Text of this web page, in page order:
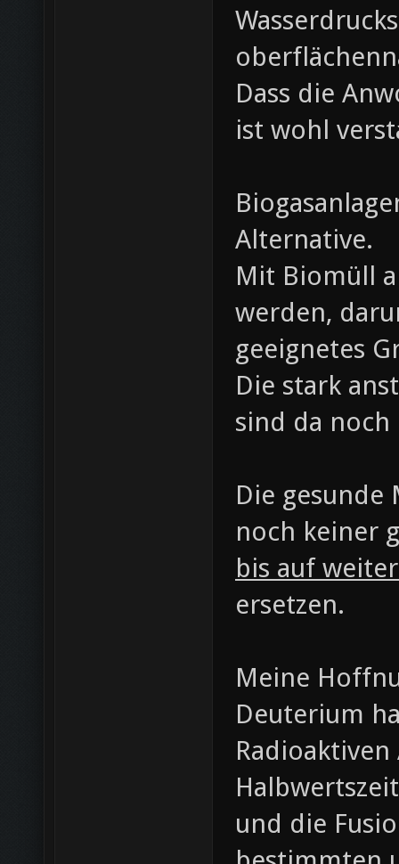
Dass die
ist wohl
Alternative.
Mit Biomüll
werden,
geeignetes
Die stark
sind da noch
Die gesunde
noch keiner
bis auf
ersetzen.
Meine
Deuterium
und die